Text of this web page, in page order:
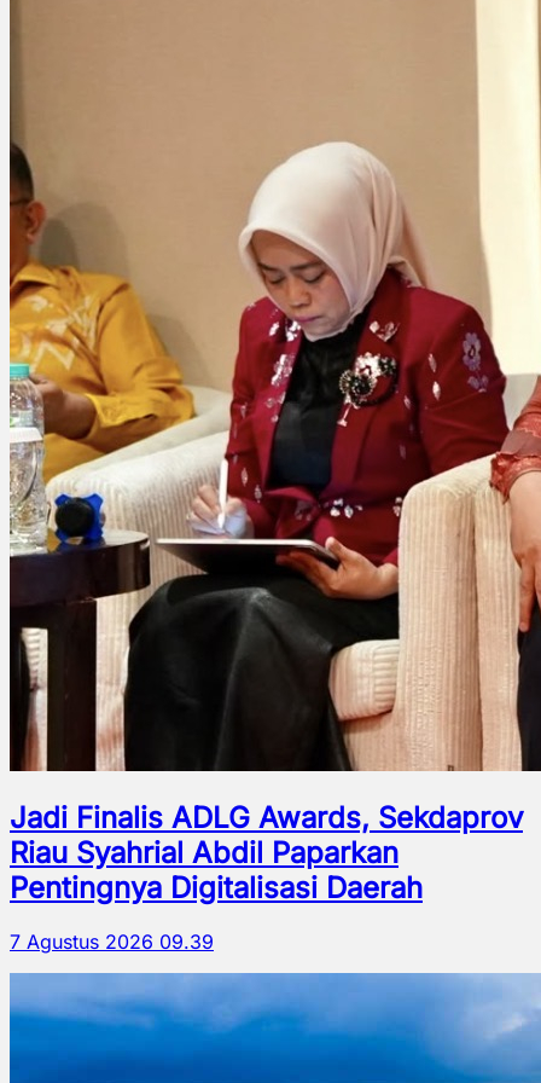
Jadi Finalis ADLG Awards, Sekdaprov
Riau Syahrial Abdil Paparkan
Pentingnya Digitalisasi Daerah
7 Agustus 2026 09.39